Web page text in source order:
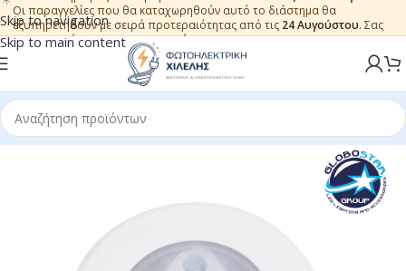
Skip to navigation
Skip to main content
Οι παραγγελίες που θα καταχωρηθούν αυτό το διάστημα θα
εξυπηρετηθούν με σειρά προτεραιότητας από τις 24 Αυγούστου. Σας
ευχαριστούμε για την εμπιστοσύνη.